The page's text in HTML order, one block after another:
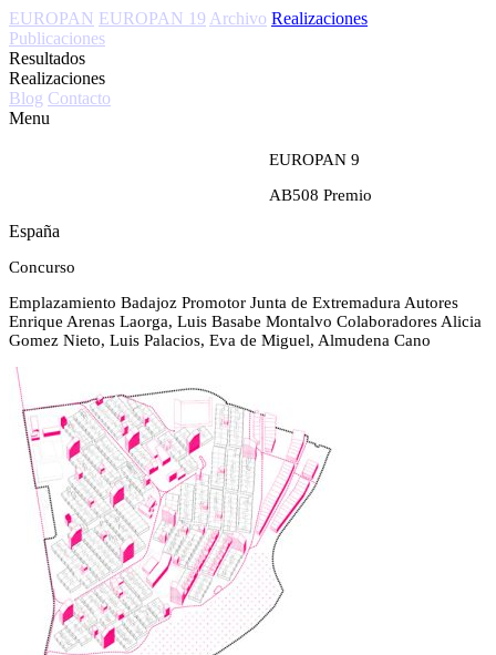
EUROPAN EUROPAN 19 Archivo Realizaciones
Publicaciones
Resultados
Realizaciones
Blog Contacto
Menu
EUROPAN 9
AB508 Premio
España
Concurso
Emplazamiento Badajoz Promotor Junta de Extremadura Autores
Enrique Arenas Laorga, Luis Basabe Montalvo Colaboradores Alicia
Gomez Nieto, Luis Palacios, Eva de Miguel, Almudena Cano